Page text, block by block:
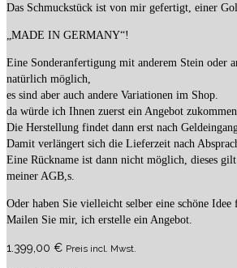
Das Schmuckstück ist von mir gefertigt, einer
„MADE IN GERMANY“!
Eine Sonderanfertigung mit anderem Stein oder
natürlich möglich,
es sind aber auch andere Variationen im Shop.
da würde ich Ihnen zuerst ein Angebot zukommen
Die Herstellung findet dann erst nach
Damit verlängert sich die Lieferzeit nach
Eine Rückname ist dann nicht möglich, dieses
meiner AGB,s.
Oder haben Sie vielleicht selber eine schöne
Mailen Sie mir, ich erstelle ein Angebot.
1.399,00 € Preis incl. Mwst.